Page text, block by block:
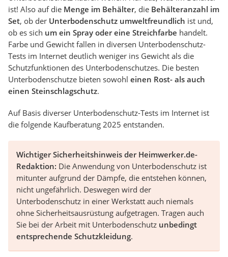
ist! Also auf die Menge im Behälter, die Behälteranzahl im
Set, ob der Unterbodenschutz umweltfreundlich ist und,
ob es sich um ein Spray oder eine Streichfarbe handelt.
Farbe und Gewicht fallen in diversen Unterbodenschutz-
Tests im Internet deutlich weniger ins Gewicht als die
Schutzfunktionen des Unterbodenschutzes. Die besten
Unterbodenschutze bieten sowohl einen Rost- als auch
einen Steinschlagschutz.
Auf Basis diverser Unterbodenschutz-Tests im Internet ist
die folgende Kaufberatung 2025 entstanden.
Wichtiger Sicherheitshinweis der Heimwerker.de-
Redaktion: Die Anwendung von Unterbodenschutz ist
mitunter aufgrund der Dämpfe, die entstehen können,
nicht ungefährlich. Deswegen wird der
Unterbodenschutz in einer Werkstatt auch niemals
ohne Sicherheitsausrüstung aufgetragen. Tragen auch
Sie bei der Arbeit mit Unterbodenschutz unbedingt
entsprechende Schutzkleidung.